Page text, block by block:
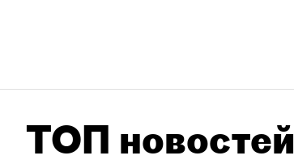
ТОП новостей